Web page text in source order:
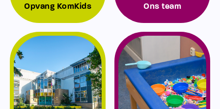
Opvang KomKids Ons team